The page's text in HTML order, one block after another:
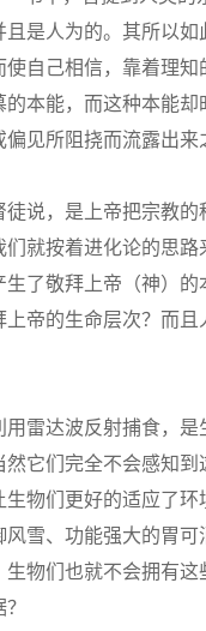
是人为的。其所以如
自己相信，靠着理
本能，而这种本能
见所阻挠而流露出来
说，是上帝把宗教
就按着进化论的思
了敬拜上帝（神）
帝的生命层次？而且
雷达波反射捕食，
它们完全不会感知
物们更好的适应了
雪、功能强大的胃
物们也就不会拥有